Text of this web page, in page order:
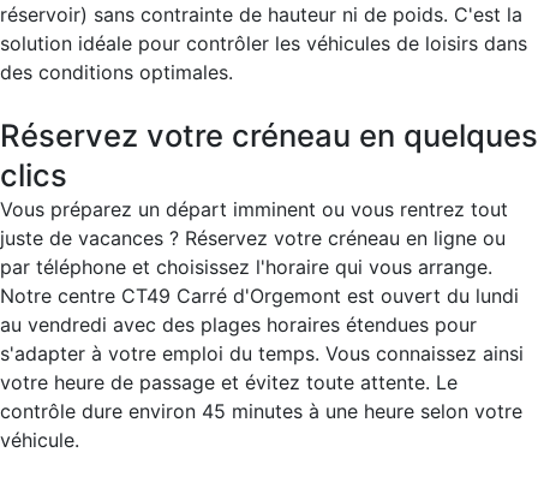
réservoir) sans contrainte de hauteur ni de poids. C'est la
solution idéale pour contrôler les véhicules de loisirs dans
des conditions optimales.
Réservez votre créneau en quelques
clics
Vous préparez un départ imminent ou vous rentrez tout
juste de vacances ? Réservez votre créneau en ligne ou
par téléphone et choisissez l'horaire qui vous arrange.
Notre centre CT49 Carré d'Orgemont est ouvert du lundi
au vendredi avec des plages horaires étendues pour
s'adapter à votre emploi du temps. Vous connaissez ainsi
votre heure de passage et évitez toute attente. Le
contrôle dure environ 45 minutes à une heure selon votre
véhicule.